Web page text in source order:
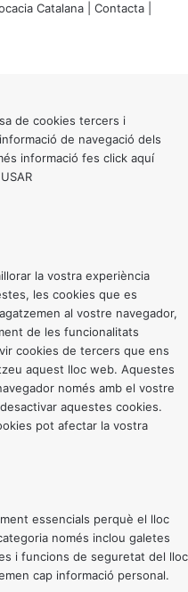
Catalana | Contacta
de cookies tercers i
de navegació dels
informació fes click aquí
la vostra experiència
les cookies que es
al vostre navegador,
de les funcionalitats
cookies de tercers que ens
aquest lloc web. Aquestes
només amb el vostre
aquestes cookies.
pot afectar la vostra
essencials perquè el lloc
només inclou galetes
i funcions de seguretat del lloc
cap informació personal.